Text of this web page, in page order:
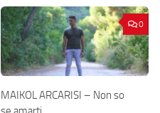
0
MAIKOL ARCARISI – Non so